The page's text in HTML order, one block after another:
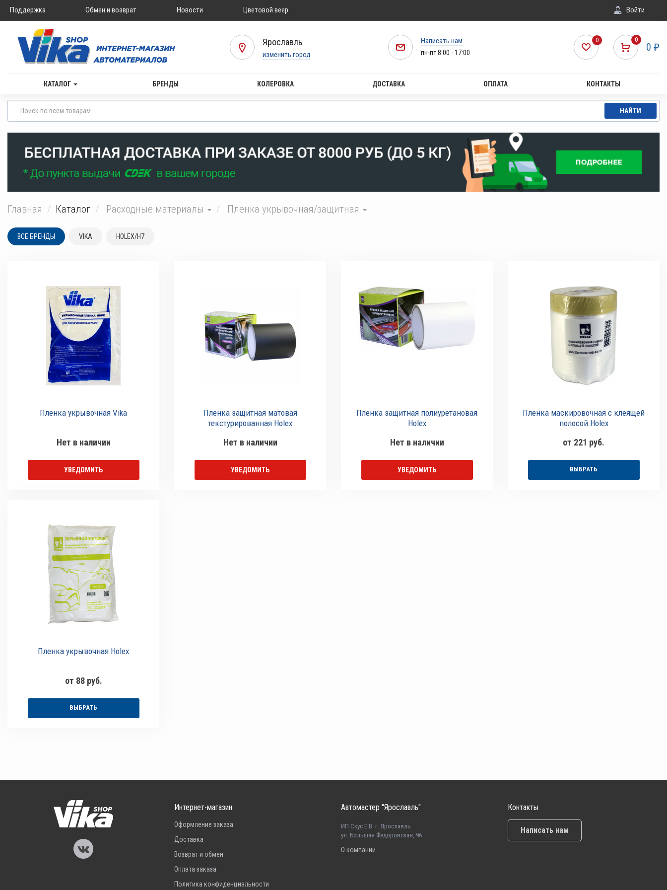
Поддержка Обмен и возврат Новости Цветовой веер Войти
Ярославль
изменить город
Написать нам
пн-пт 8:00 - 17:00
0
0 ₽
0
КАТАЛОГ БРЕНДЫ КОЛЕРОВКА ДОСТАВКА ОПЛАТА КОНТАКТЫ
НАЙТИ
Главная Каталог Расходные материалы Пленка укрывочная/защитная
ВСЕ БРЕНДЫ VIKA HOLEX/H7
Пленка укрывочная Vika
Нет в наличии
УВЕДОМИТЬ
Пленка защитная матовая
текстурированная Holex
Нет в наличии
УВЕДОМИТЬ
Пленка защитная полиуретановая
Holex
Нет в наличии
УВЕДОМИТЬ
Пленка маскировочная с клеящей
полосой Holex
от 221 руб.
ВЫБРАТЬ
Пленка укрывочная Holex
от 88 руб.
ВЫБРАТЬ
Интернет-магазин
Оформление заказа
Доставка
Возврат и обмен
Оплата заказа
Политика конфиденциальности
Автомастер "Ярославль"
ИП Скус Е.В. г. Ярославль
ул. Большая Федоровская, 96
О компании
Контакты
Написать нам